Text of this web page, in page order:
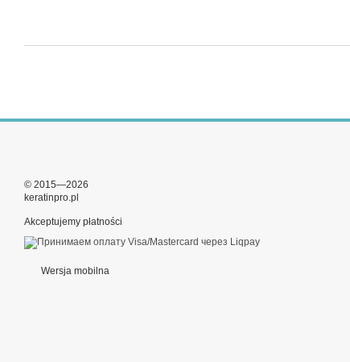
© 2015—2026
keratinpro.pl
Akceptujemy płatności
Wersja mobilna